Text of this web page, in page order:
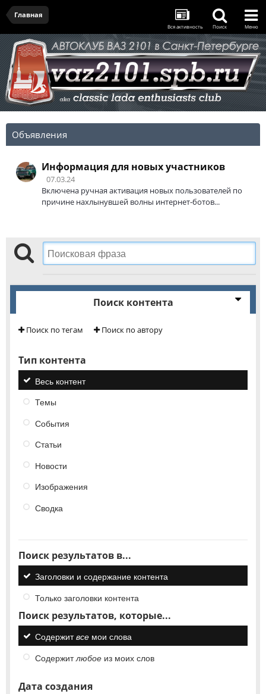
Главная
Вся активность Поиск Меню
Объявления
Информация для новых участников
07.03.24
Включена ручная активация новых пользователей по
причине нахлынувшей волны интернет-ботов...
Поиск контента
Поиск по тегам Поиск по автору
Тип контента
Весь контент
Темы
События
Статьи
Новости
Изображения
Сводка
Поиск результатов в...
Заголовки и содержание контента
Только заголовки контента
Поиск результатов, которые...
Содержитвсе мои слова
Содержитлюбое из моих слов
Дата создания